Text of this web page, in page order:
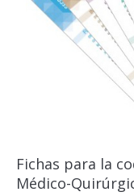
Fichas para la
Médico-